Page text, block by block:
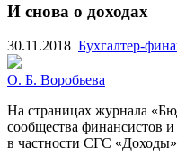
И снова о доходах
30.11.2018 Бухгалтер-
О. Б. Воробьева
На страницах журнала
сообщества финансистов и
в частности СГС